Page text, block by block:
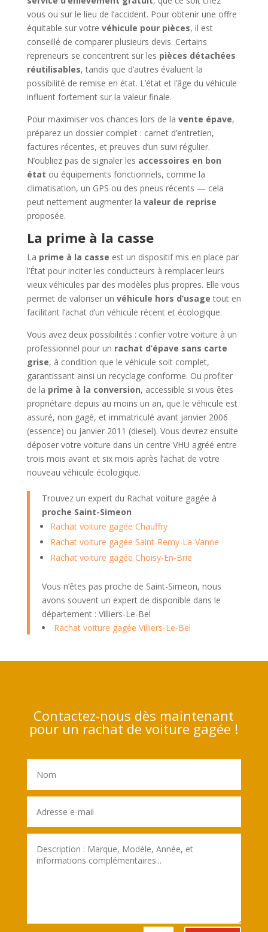
vous ou sur le lieu de l’accident. Pour obtenir une offre
équitable sur votre véhicule pour pièces, il est
conseillé de comparer plusieurs devis. Certains
repreneurs se concentrent sur les pièces détachées
réutilisables, tandis que d’autres évaluent la
possibilité de remise en état. L’état et l’âge du véhicule
influent fortement sur la valeur finale.
Pour maximiser vos chances lors de la vente épave,
préparez un dossier complet : carnet d’entretien,
factures récentes, et preuves d’un suivi régulier.
N’oubliez pas de signaler les accessoires en bon
état ou équipements fonctionnels, comme la
climatisation, un GPS ou des pneus récents — cela
peut nettement augmenter la valeur de reprise
proposée.
La prime à la casse
La prime à la casse est un dispositif mis en place par
l’État pour inciter les conducteurs à remplacer leurs
vieux véhicules par des modèles plus propres. Elle vous
permet de valoriser un véhicule hors d’usage tout en
facilitant l’achat d’un véhicule récent et écologique.
Vous avez deux possibilités : confier votre voiture à un
professionnel pour un rachat d’épave sans carte
grise, à condition que le véhicule soit complet,
garantissant ainsi un recyclage conforme. Ou profiter
de la prime à la conversion, accessible si vous êtes
propriétaire depuis au moins un an, que le véhicule est
assuré, non gagé, et immatriculé avant janvier 2006
(essence) ou janvier 2011 (diesel). Vous devrez ensuite
déposer votre voiture dans un centre VHU agréé entre
trois mois avant et six mois après l’achat de votre
nouveau véhicule écologique.
Trouvez un expert du Rachat voiture gagée à
proche Saint-Simeon
Rachat voiture gagée Chauffry
Rachat voiture gagée Saint-Remy-La-Vanne
Rachat voiture gagée Choisy-En-Brie
Vous n’êtes pas proche de Saint-Simeon, nous
avons souvent un expert de disponible dans le
département : Villiers-Le-Bel
Rachat voiture gagée Villiers-Le-Bel
Contactez-nous dès maintenant
pour un rachat de voiture gagée !